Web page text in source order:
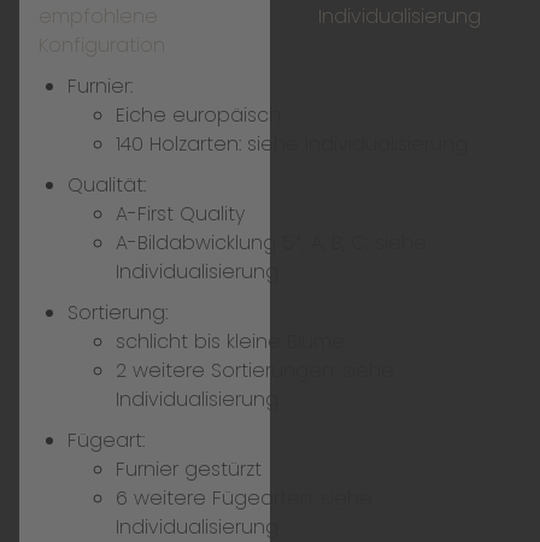
empfohlene
Konfiguration
Individualisierung
Furnier:
Eiche europäisch
140 Holzarten: siehe Individualisierung
Qualität:
A-First Quality
A-Bildabwicklung 5*, A, B, C:
Individualisierung
Sortierung:
schlicht bis kleine Blume
2 weitere Sortierungen:
Individualisierung
Fügeart:
Furnier gestürzt
6 weitere Fügearten:
Individualisierung